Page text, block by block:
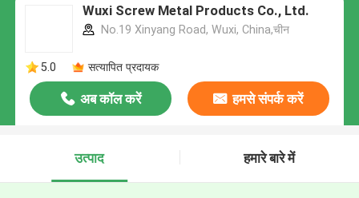
Wuxi Screw Metal Products Co., Ltd.
No.19 Xinyang Road, Wuxi, China,चीन
5.0 सत्यापित प्रदायक
अब कॉल करें हमसे संपर्क करें
उत्पाद हमारे बारे में